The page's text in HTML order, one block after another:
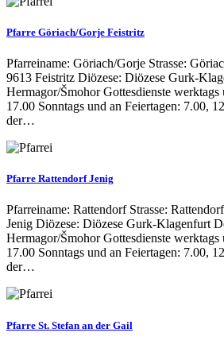
Pfarre Göriach/Gorje Feistritz
Pfarreiname: Göriach/Gorje Strasse:
9613 Feistritz Diözese: Diözese Gurk-
Hermagor/Šmohor Gottesdienste werktags
17.00 Sonntags und an Feiertagen: 7.00,
der…
Pfarre Rattendorf Jenig
Pfarreiname: Rattendorf Strasse:
Jenig Diözese: Diözese Gurk-Klagenfurt
Hermagor/Šmohor Gottesdienste werktags
17.00 Sonntags und an Feiertagen: 7.00,
der…
Pfarre St. Stefan an der Gail